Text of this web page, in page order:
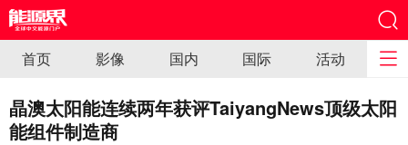
首页 影像 国内 国际 活动
晶澳太阳能连续两年获评TaiyangNews顶级太阳
能组件制造商